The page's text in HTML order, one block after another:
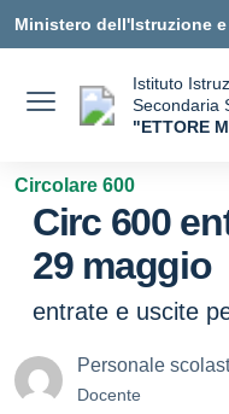
Ministero dell'Istruzione
Istituto
Secondaria
"ETTORE
Circolare 600
Circ 600
29 maggio
entrate e uscite
Personale
Docente